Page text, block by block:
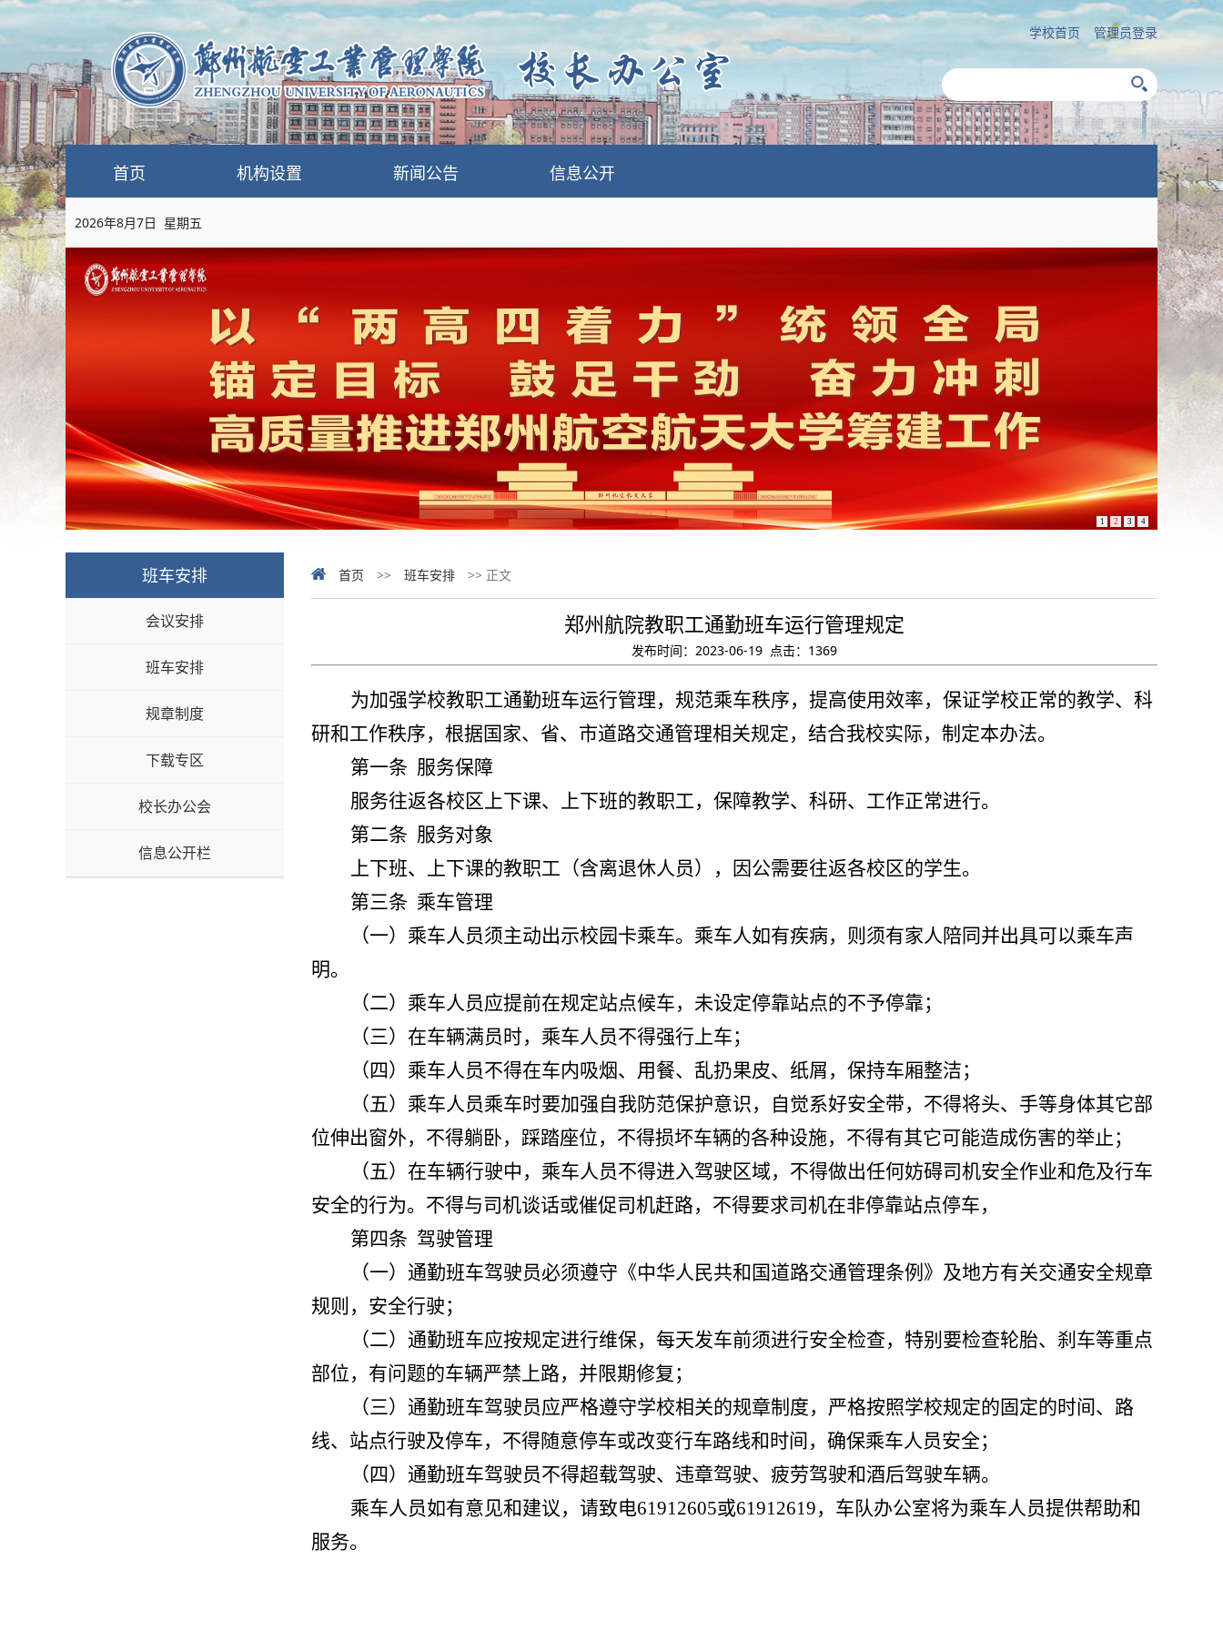
管理员登录
学校首页
首页 机构设置 新闻公告 信息公开
2026年8月7日 星期五
1 2 3 4
班车安排
会议安排
班车安排
规章制度
下载专区
校长办公会
信息公开栏
首页 >> 班车安排 >> 正文
郑州航院教职工通勤班车运行管理规定
发布时间：2023-06-19 点击： 1369
为加强学校教职工通勤班车运行管理，规范乘车秩序，提高使用效率，保证学校正常的教学、科
研和工作秩序，根据国家、省、市道路交通管理相关规定，结合我校实际，制定本办法。
第一条 服务保障
服务往返各校区上下课、上下班的教职工，保障教学、科研、工作正常进行。
第二条 服务对象
上下班、上下课的教职工（含离退休人员），因公需要往返各校区的学生。
第三条 乘车管理
（一）乘车人员须主动出示校园卡乘车。乘车人如有疾病，则须有家人陪同并出具可以乘车声
明。
（二）乘车人员应提前在规定站点候车，未设定停靠站点的不予停靠；
（三）在车辆满员时，乘车人员不得强行上车；
（四）乘车人员不得在车内吸烟、用餐、乱扔果皮、纸屑，保持车厢整洁；
（五）乘车人员乘车时要加强自我防范保护意识，自觉系好安全带，不得将头、手等身体其它部
位伸出窗外，不得躺卧，踩踏座位，不得损坏车辆的各种设施，不得有其它可能造成伤害的举止；
（五）在车辆行驶中，乘车人员不得进入驾驶区域，不得做出任何妨碍司机安全作业和危及行车
安全的行为。不得与司机谈话或催促司机赶路，不得要求司机在非停靠站点停车，
第四条 驾驶管理
（一）通勤班车驾驶员必须遵守《中华人民共和国道路交通管理条例》及地方有关交通安全规章
规则，安全行驶；
（二）通勤班车应按规定进行维保，每天发车前须进行安全检查，特别要检查轮胎、刹车等重点
部位，有问题的车辆严禁上路，并限期修复；
（三）通勤班车驾驶员应严格遵守学校相关的规章制度，严格按照学校规定的固定的时间、路
线、站点行驶及停车，不得随意停车或改变行车路线和时间，确保乘车人员安全；
（四）通勤班车驾驶员不得超载驾驶、违章驾驶、疲劳驾驶和酒后驾驶车辆。
乘车人员如有意见和建议，请致电61912605或61912619，车队办公室将为乘车人员提供帮助和
服务。